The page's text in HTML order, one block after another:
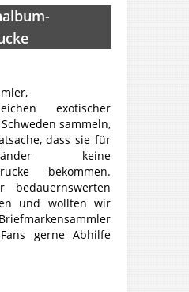
exotischer
sammeln,
dass sie für
keine
bekommen.
und wollten wir
gerne Abhilfe